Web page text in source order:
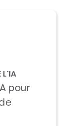
L'IA
pour